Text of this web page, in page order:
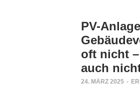
PV-
oft nicht
auch
24. MÄRZ 2025 -